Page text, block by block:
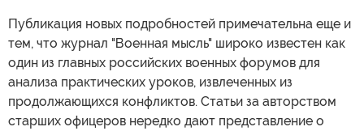
Публикация новых подробностей примечательна еще и
тем, что журнал "Военная мысль" широко известен как
один из главных российских военных форумов для
анализа практических уроков, извлеченных из
продолжающихся конфликтов. Статьи за авторством
старших офицеров нередко дают представление о